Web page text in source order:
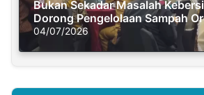
Bukan Sekadar Masalah
Dorong Pengelolaan Sampah
Solusi Krisis Iklim
04/07/2026